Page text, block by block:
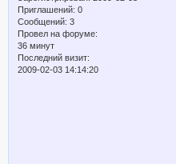
Приглашений: 0
Сообщений: 3
Провел на форуме:
36 минут
Последний визит:
2009-02-03 14:14:20